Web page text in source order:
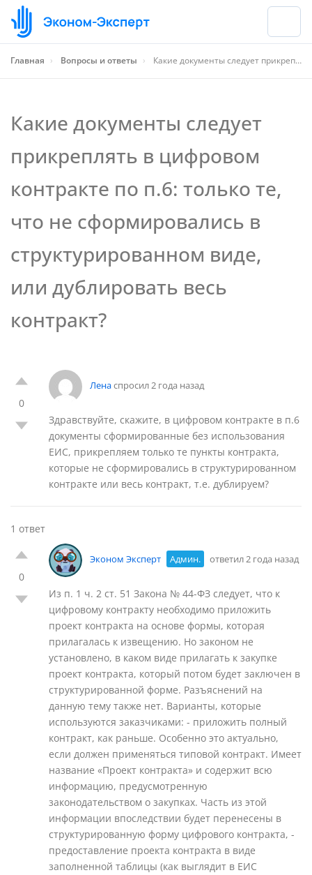
Главная › Вопросы и ответы › Какие документы следует прикреплять в цифровом контракте по п.6: только те, что не сформировались в структурированном виде, или дублировать весь контракт?
Какие документы следует
прикреплять в цифровом
контракте по п.6: только те,
что не сформировались в
структурированном виде,
или дублировать весь
контракт?
0
Ленаспросил 2 года назад
Здравствуйте, скажите, в цифровом контракте в п.6
документы сформированные без использования
ЕИС, прикрепляем только те пункты контракта,
которые не сформировались в структурированном
контракте или весь контракт, т.е. дублируем?
1 ответ
0
Эконом Эксперт Админ. ответил 2 года назад
Из п. 1 ч. 2 ст. 51 Закона № 44-ФЗ следует, что к
цифровому контракту необходимо приложить
проект контракта на основе формы, которая
прилагалась к извещению. Но законом не
установлено, в каком виде прилагать к закупке
проект контракта, который потом будет заключен в
структурированной форме. Разъяснений на
данную тему также нет. Варианты, которые
используются заказчиками: - приложить полный
контракт, как раньше. Особенно это актуально,
если должен применяться типовой контракт. Имеет
название «Проект контракта» и содержит всю
информацию, предусмотренную
законодательством о закупках. Часть из этой
информации впоследствии будет перенесены в
структурированную форму цифрового контракта, -
предоставление проекта контракта в виде
заполненной таблицы (как выглядит в ЕИС